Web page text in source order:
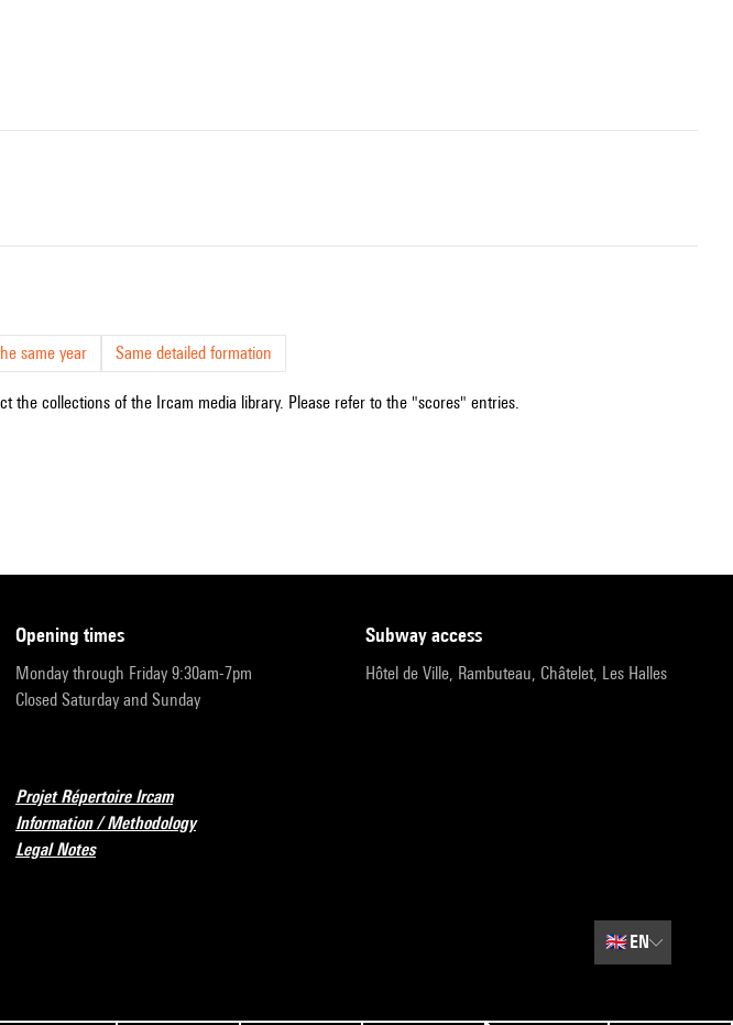
same year Same detailed formation
the collections of the Ircam media library. Please refer to the "scores" entries.
opening times
Monday through Friday 9:30am-7pm
Closed Saturday and Sunday
subway access
Hôtel de Ville, Rambuteau, Châtelet, Les Halles
Projet Répertoire Ircam
Information / Methodology
Legal Notes
🇬🇧EN